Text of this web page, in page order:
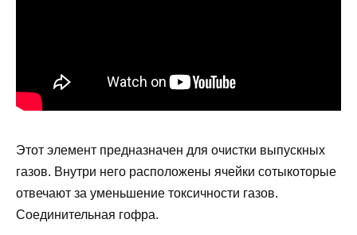
Этот элемент предназначен для очистки выпускных
газов. Внутри него расположены ячейки сотыкоторые
отвечают за уменьшение токсичности газов.
Соединительная гофра.